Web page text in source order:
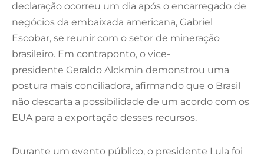
declaração ocorreu um dia após o encarregado de
negócios da embaixada americana, Gabriel
Escobar, se reunir com o setor de mineração
brasileiro. Em contraponto, o vice-
presidente Geraldo Alckmin demonstrou uma
postura mais conciliadora, afirmando que o Brasil
não descarta a possibilidade de um acordo com os
EUA para a exportação desses recursos.
Durante um evento público, o presidente Lula foi